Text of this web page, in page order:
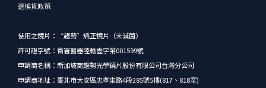
退換貨政策
使用之鏡片：“趨勢”矯正鏡片（未滅菌）
許可證字號：衛署醫器陸輸壹字第001599號
申請商名稱：新加坡商趨勢光學鏡片股份有限公司台灣分公司
申請商地址：臺北市大安區忠孝東路4段285號5樓(817、818室)